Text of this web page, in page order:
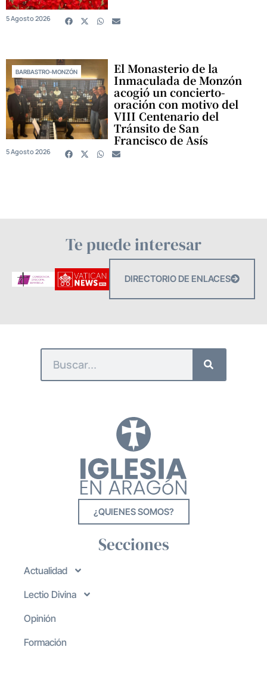
5 Agosto 2026
BARBASTRO-MONZÓN El Monasterio de la
Inmaculada de Monzón
acogió un concierto-
oración con motivo del
VIII Centenario del
Tránsito de San
Francisco de Asís
5 Agosto 2026
Te puede interesar
DIRECTORIO DE ENLACES
¿QUIENES SOMOS?
Secciones
Actualidad
Lectio Divina
Opinión
Formación